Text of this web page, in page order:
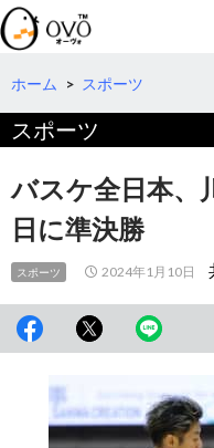
検
索
コ
テ
へ
動
ホーム > スポーツ
スポーツ
バスケ全日本、
日に準決勝
スポーツ 2024年1月10日